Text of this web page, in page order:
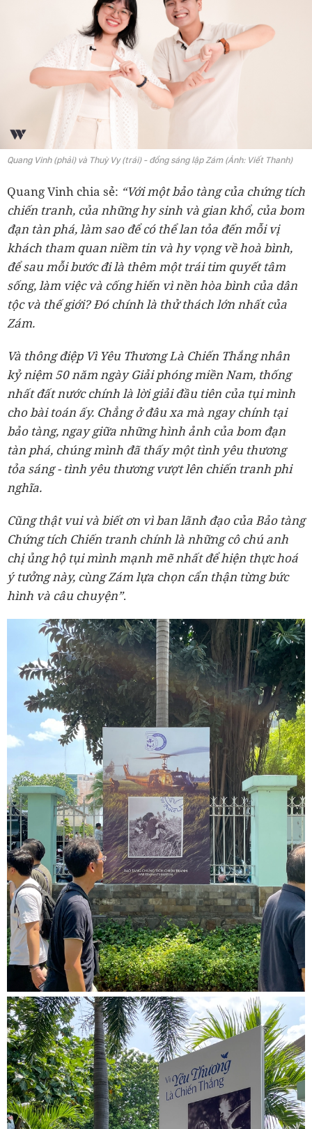
Quang Vinh (phải) và Thuỳ Vy (trái) - đồng sáng lập Zám (Ảnh: Viết Thanh)
Quang Vinh chia sẻ: “Với một bảo tàng của chứng tích
chiến tranh, của những hy sinh và gian khổ, của bom
đạn tàn phá, làm sao để có thể lan tỏa đến mỗi vị
khách tham quan niềm tin và hy vọng về hoà bình,
để sau mỗi bước đi là thêm một trái tim quyết tâm
sống, làm việc và cống hiến vì nền hòa bình của dân
tộc và thế giới? Đó chính là thử thách lớn nhất của
Zám.
Và thông điệp Vì Yêu Thương Là Chiến Thắng nhân
kỷ niệm 50 năm ngày Giải phóng miền Nam, thống
nhất đất nước chính là lời giải đầu tiên của tụi mình
cho bài toán ấy. Chẳng ở đâu xa mà ngay chính tại
bảo tàng, ngay giữa những hình ảnh của bom đạn
tàn phá, chúng mình đã thấy một tình yêu thương
tỏa sáng - tình yêu thương vượt lên chiến tranh phi
nghĩa.
Cũng thật vui và biết ơn vì ban lãnh đạo của Bảo tàng
Chứng tích Chiến tranh chính là những cô chú anh
chị ủng hộ tụi mình mạnh mẽ nhất để hiện thực hoá
ý tưởng này, cùng Zám lựa chọn cẩn thận từng bức
hình và câu chuyện”.